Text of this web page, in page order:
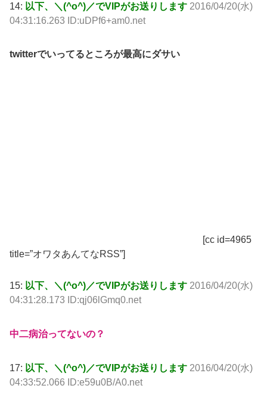
14: 以下、＼(^o^)／でVIPがお送りします 2016/04/20(水)
04:31:16.263 ID:uDPf6+am0.net
twitterでいってるところが最高にダサい
[cc id=4965
title=”オワタあんてなRSS”]
15: 以下、＼(^o^)／でVIPがお送りします 2016/04/20(水)
04:31:28.173 ID:qj06lGmq0.net
中二病治ってないの？
17: 以下、＼(^o^)／でVIPがお送りします 2016/04/20(水)
04:33:52.066 ID:e59u0B/A0.net